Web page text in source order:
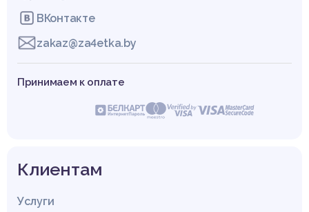
ВКонтакте
zakaz@za4etka.by
Принимаем к оплате
Клиентам
Услуги